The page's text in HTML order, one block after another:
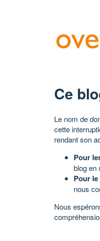
Ce
Le nom de
cette
rendant son
Pour
blog en
Pour
nous
Nous